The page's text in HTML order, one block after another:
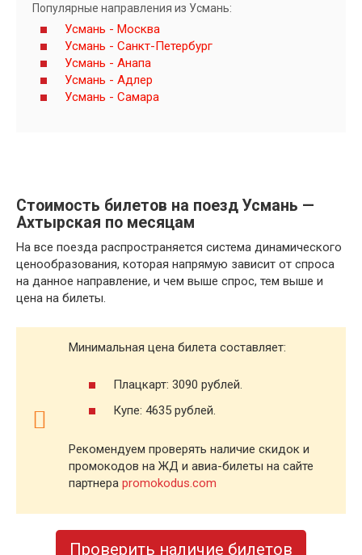
Популярные направления из Усмань:
Усмань - Москва
Усмань - Санкт-Петербург
Усмань - Анапа
Усмань - Адлер
Усмань - Самара
Стоимость билетов на поезд Усмань —
Ахтырская по месяцам
На все поезда распространяется система динамического
ценообразования, которая напрямую зависит от спроса
на данное направление, и чем выше спрос, тем выше и
цена на билеты.
Минимальная цена билета составляет:
Плацкарт: 3090 рублей.
Купе: 4635 рублей.
Рекомендуем проверять наличие скидок и
промокодов на ЖД и авиа-билеты на сайте
партнера promokodus.com
Проверить наличие билетов